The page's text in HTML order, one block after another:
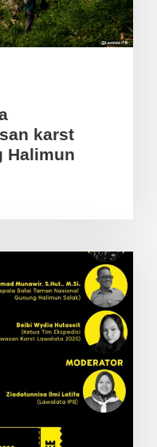
karst
Halimun